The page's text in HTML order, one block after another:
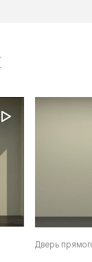
Дверь